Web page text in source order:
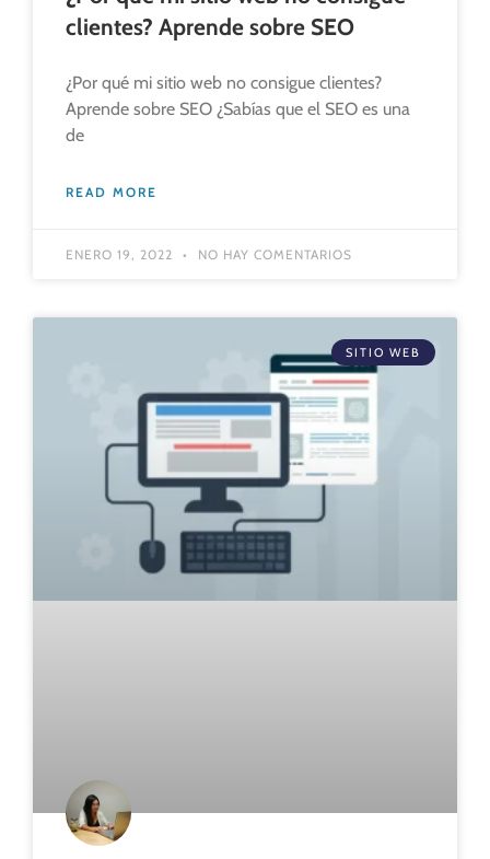
clientes? Aprende sobre SEO
¿Por qué mi sitio web no consigue clientes?
Aprende sobre SEO ¿Sabías que el SEO es una
de
READ MORE
ENERO 19, 2022 NO HAY COMENTARIOS
SITIO WEB